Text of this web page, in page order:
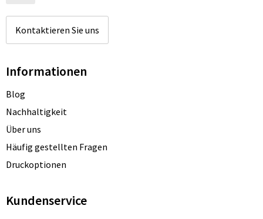
Kontaktieren Sie uns
Informationen
Blog
Nachhaltigkeit
Über uns
Häufig gestellten Fragen
Druckoptionen
Kundenservice